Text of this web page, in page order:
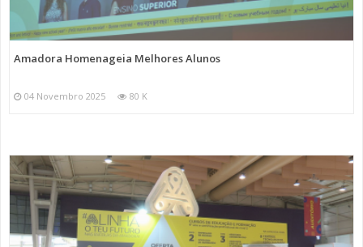
Amadora Homenageia Melhores Alunos
04 Novembro 2025 80 K